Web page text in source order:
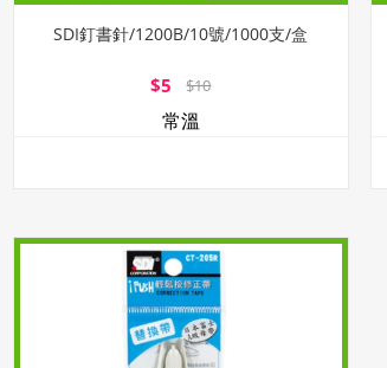
SDI釘書針/1200B/10號/1000支/盒
$5 $10
常溫